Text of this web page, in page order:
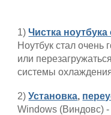
1)Чистка
Ноутбук стал очень
или
системы
2)Установка,
Windows (Виндовс)